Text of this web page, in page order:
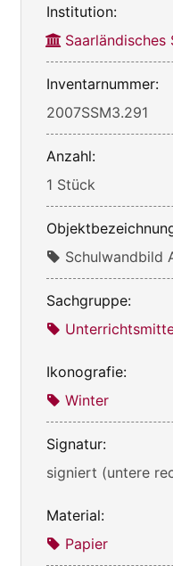
Institution:
Saarländisches
Inventarnummer:
2007SSM3.291
Anzahl:
1 Stück
Schulwandbild
Sachgruppe:
Ikonografie:
Winter
Signatur:
signiert (untere
Material:
Papier